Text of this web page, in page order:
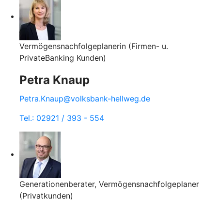
Vermögensnachfolgeplanerin (Firmen- u.
PrivateBanking Kunden)
Petra Knaup
Petra.Knaup@volksbank-hellweg.de
Tel.: 02921 / 393 - 554
Generationenberater, Vermögensnachfolgeplaner
(Privatkunden)